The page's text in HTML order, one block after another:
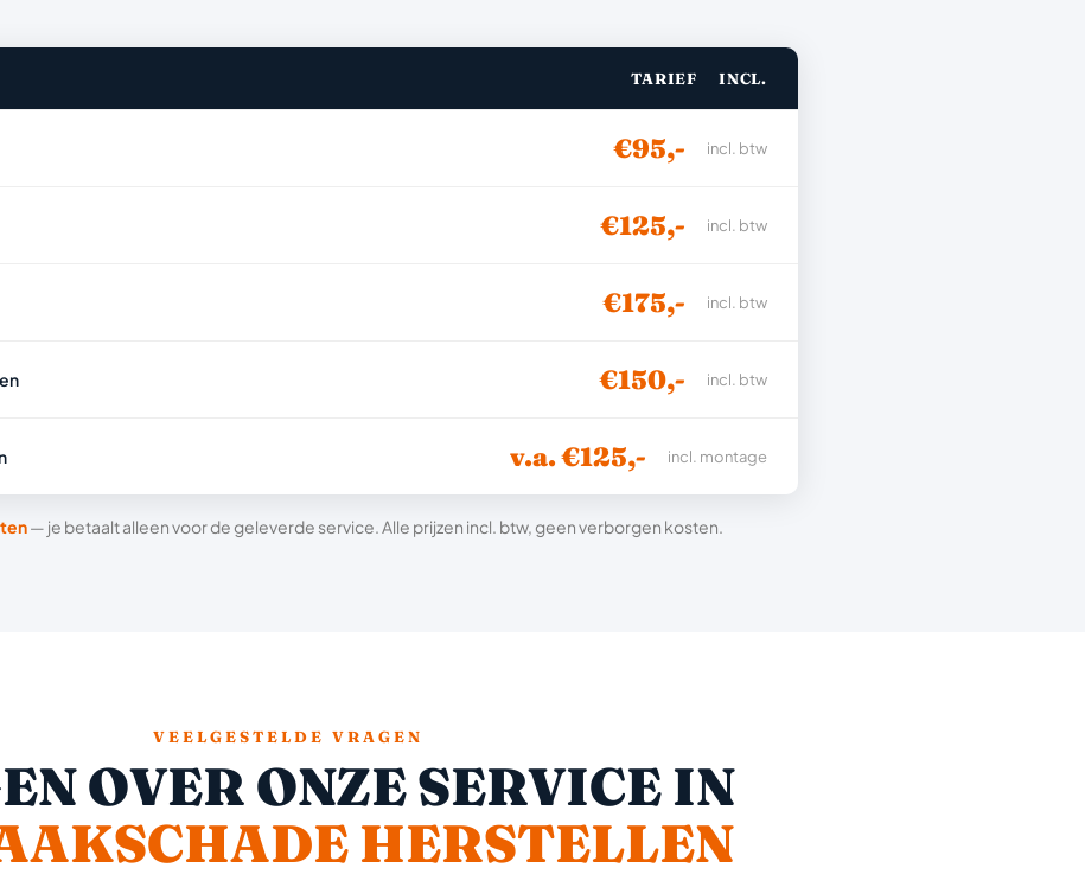
TARIEF INCL.
€95,- incl. btw
€125,- incl. btw
€175,- incl. btw
€150,- incl. btw
v.a. €125,- incl. montage
— je betaalt alleen voor de geleverde service. Alle prijzen incl. btw, geen verborgen kosten.
VEELGESTELDE VRAGEN
OVER ONZE SERVICE IN
HERSTELLEN